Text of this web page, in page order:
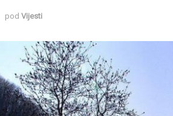
pod Vijesti